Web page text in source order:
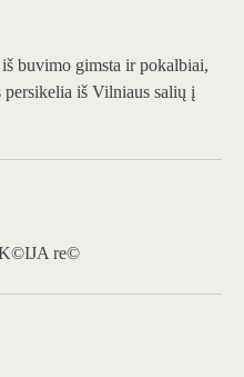
buvimo gimsta ir pokalbiai,
iš Vilniaus salių į
re©